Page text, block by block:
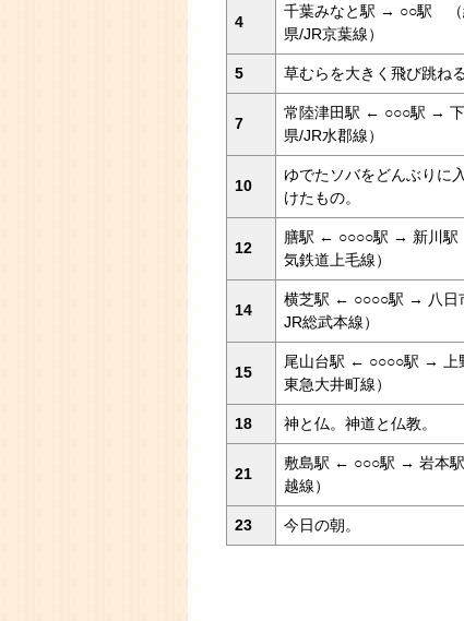
4
千葉みなと駅 → ○○駅 （
県/JR京葉線）
5 草むらを大きく飛び跳ね
7
常陸津田駅 ← ○○○駅 →
県/JR水郡線）
10
ゆでたソバをどんぶりに
けたもの。
12
膳駅 ← ○○○○駅 → 新川駅
気鉄道上毛線）
14
横芝駅 ← ○○○○駅 → 八日
JR総武本線）
15
尾山台駅 ← ○○○○駅 → 上
東急大井町線）
18 神と仏。神道と仏教。
21
敷島駅 ← ○○○駅 → 岩本駅
越線）
23 今日の朝。